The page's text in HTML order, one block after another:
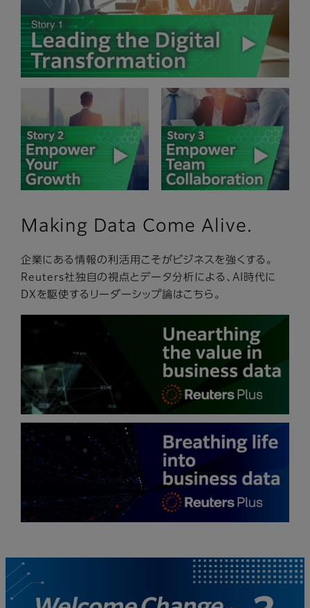
Making Data Come Alive.
企業にある情報の利活⽤こそがビジネスを強くする。
Reuters社独⾃の視点とデータ分析による、AI時代に
DXを駆使するリーダーシップ論はこちら。